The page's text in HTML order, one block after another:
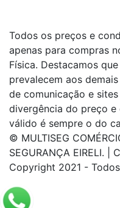
Todos os preços e
apenas para compras
Física. Destacamos
prevalecem aos
de comunicação e
divergência do preço
válido é sempre o do
© MULTISEG
SEGURANÇA EIRELI.
Copyright 2021 -